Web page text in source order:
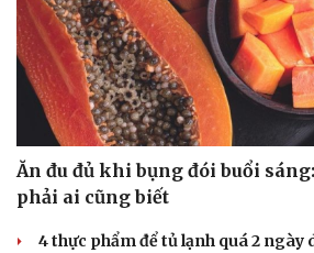
Ăn đu đủ khi bụng đói buổi
phải ai cũng biết
4 thực phẩm để tủ lạnh quá 2 ngày